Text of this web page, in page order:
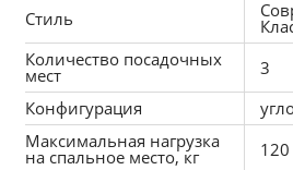
Средний размер
При габаритах: 267x84x187
комнат любых размеров,
обеспечивая спальное
Стиль
Количество посадочных
мест
3
Конфигурация
Максимальная нагрузка
на спальное место, кг
120